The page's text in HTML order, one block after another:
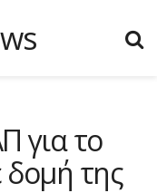
για το
δομή της